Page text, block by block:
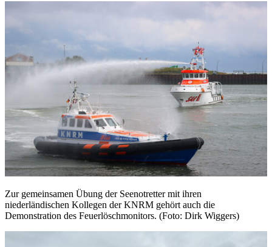
Zur gemeinsamen Übung der Seenotretter mit ihren
niederländischen Kollegen der KNRM gehört auch die
Demonstration des Feuerlöschmonitors. (Foto: Dirk Wiggers)